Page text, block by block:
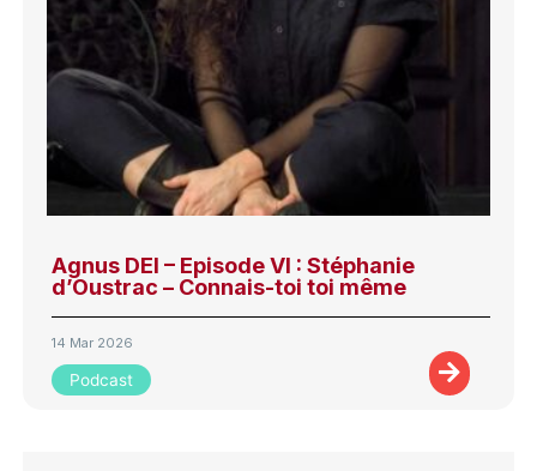
Agnus DEI – Episode VI : Stéphanie
d’Oustrac – Connais-toi toi même
14 Mar 2026
Podcast